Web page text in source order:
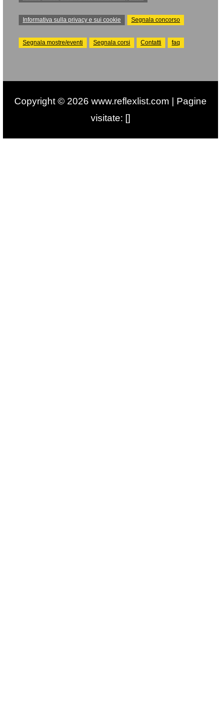
Informativa sulla privacy e sui cookie Segnala concorso
Segnala mostre/eventi Segnala corsi Contatti faq
Copyright © 2026 www.reflexlist.com | Pagine
visitate: []